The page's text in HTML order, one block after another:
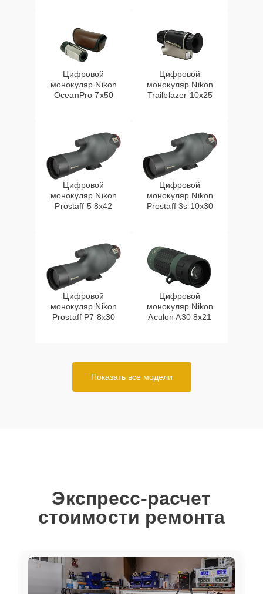
Цифровой
монокуляр Nikon
OceanPro 7x50
Цифровой
монокуляр Nikon
Trailblazer 10x25
Цифровой
монокуляр Nikon
Prostaff 5 8x42
Цифровой
монокуляр Nikon
Prostaff 3s 10x30
Цифровой
монокуляр Nikon
Prostaff P7 8x30
Цифровой
монокуляр Nikon
Aculon A30 8x21
Показать все модели
Экспресс-расчет
стоимости ремонта